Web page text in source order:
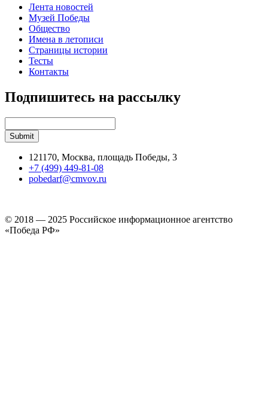
Лента новостей
Музей Победы
Общество
Имена в летописи
Страницы истории
Тесты
Контакты
Подпишитесь на рассылку
121170, Москва, площадь Победы, 3
+7 (499) 449-81-08
pobedarf@cmvov.ru
© 2018 — 2025 Российское информационное агентство
«Победа РФ»